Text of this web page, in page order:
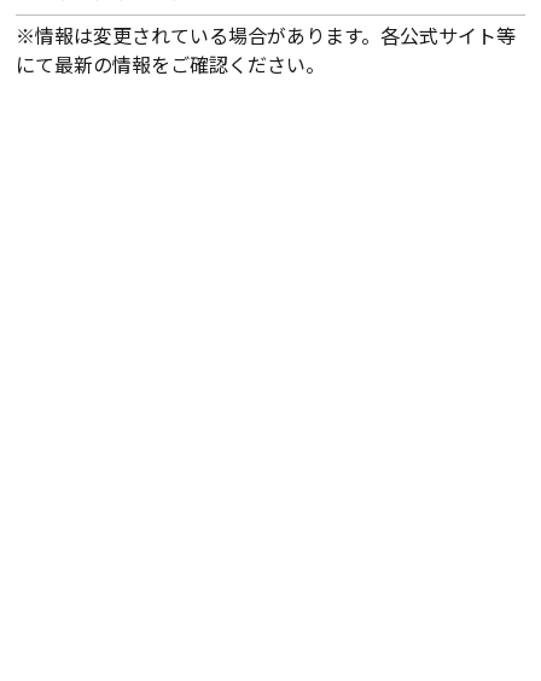
※情報は変更されている場合があります。各公式サイト等
にて最新の情報をご確認ください。